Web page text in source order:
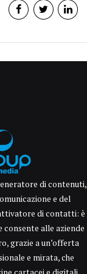
di contenuti,
e del
di contatti: è
alle aziende
grazie a un’offerta
e mirata, che